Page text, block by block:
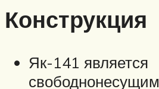
Конструкция
Як-141 является
свободнонесущим